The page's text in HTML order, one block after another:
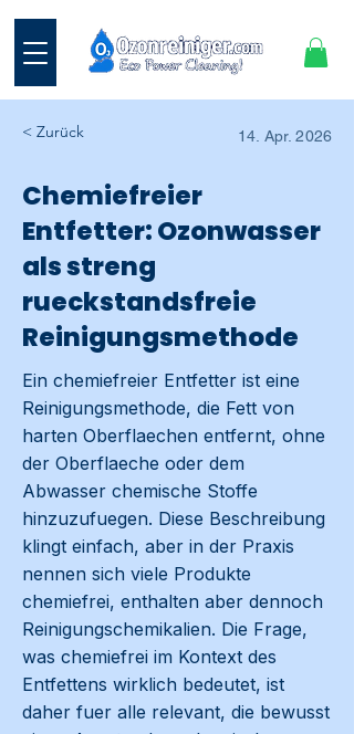
< Zurück 14. Apr. 2026
Chemiefreier
Entfetter: Ozonwasser
als streng
rueckstandsfreie
Reinigungsmethode
Ein chemiefreier Entfetter ist eine
Reinigungsmethode, die Fett von
harten Oberflaechen entfernt, ohne
der Oberflaeche oder dem
Abwasser chemische Stoffe
hinzuzufuegen. Diese Beschreibung
klingt einfach, aber in der Praxis
nennen sich viele Produkte
chemiefrei, enthalten aber dennoch
Reinigungschemikalien. Die Frage,
was chemiefrei im Kontext des
Entfettens wirklich bedeutet, ist
daher fuer alle relevant, die bewusst